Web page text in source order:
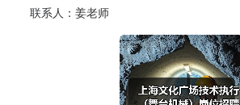
联系人：姜老师